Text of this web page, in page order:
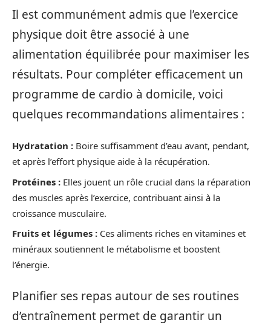
Il est communément admis que l’exercice
physique doit être associé à une
alimentation équilibrée pour maximiser les
résultats. Pour compléter efficacement un
programme de cardio à domicile, voici
quelques recommandations alimentaires :
Hydratation : Boire suffisamment d’eau avant, pendant,
et après l’effort physique aide à la récupération.
Protéines : Elles jouent un rôle crucial dans la réparation
des muscles après l’exercice, contribuant ainsi à la
croissance musculaire.
Fruits et légumes : Ces aliments riches en vitamines et
minéraux soutiennent le métabolisme et boostent
l’énergie.
Planifier ses repas autour de ses routines
d’entraînement permet de garantir un